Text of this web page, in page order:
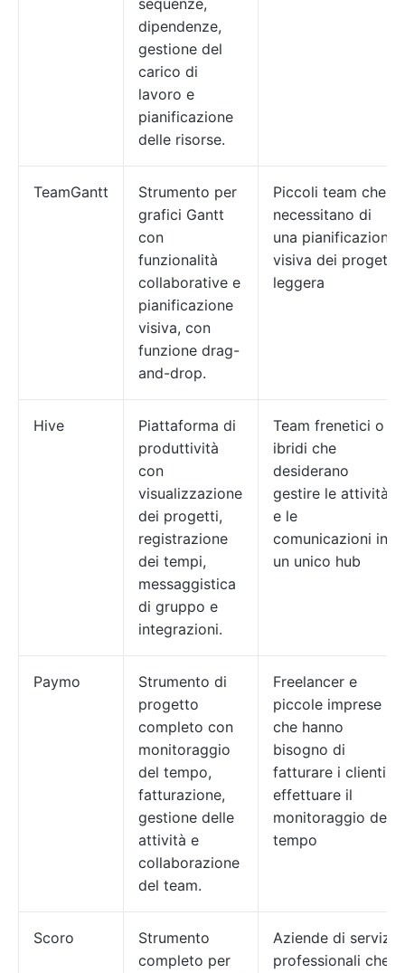
sequenze,
dipendenze,
gestione del
carico di
lavoro e
pianificazione
delle risorse.
TeamGantt
Strumento per
grafici Gantt
con
funzionalità
collaborative e
pianificazione
visiva, con
funzione drag-
and-drop.
Piccoli team che
necessitano di
una pianificazione
visiva dei progetti
leggera
Hive
Piattaforma di
produttività
con
visualizzazione
dei progetti,
registrazione
dei tempi,
messaggistica
di gruppo e
integrazioni.
Team frenetici o
ibridi che
desiderano
gestire le attività
e le
comunicazioni in
un unico hub
Paymo
Strumento di
progetto
completo con
monitoraggio
del tempo,
fatturazione,
gestione delle
attività e
collaborazione
del team.
Freelancer e
piccole imprese
che hanno
bisogno di
fatturare i clienti e
effettuare il
monitoraggio del
tempo
Scoro
Strumento
completo per
Aziende di servizi
professionali che